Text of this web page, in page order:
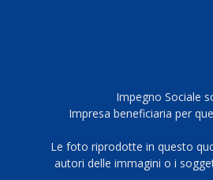
Impegno Sociale
Impresa beneficiaria per
Le foto riprodotte in questo
autori delle immagini o i